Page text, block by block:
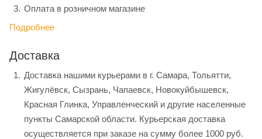
Оплата в розничном магазине
Подробнее
Доставка
Доставка нашими курьерами в г. Самара, Тольятти,
Жигулёвск, Сызрань, Чапаевск, Новокуйбышевск,
Красная Глинка, Управленческий и другие населенные
пункты Самарской области. Курьерская доставка
осуществляется при заказе на сумму более 1000 руб.